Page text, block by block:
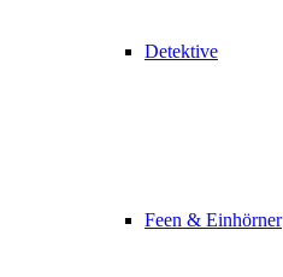
Detektive
Feen & Einhörner